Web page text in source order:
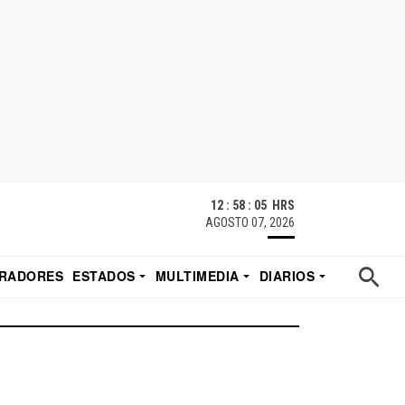
12 : 58 : 05 HRS
AGOSTO 07, 2026
ESTADOS MULTIMEDIA
DIARIOS